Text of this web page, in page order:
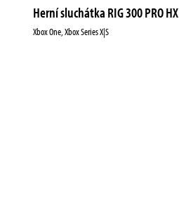
Herní sluchátka RIG 300 PRO HX
Xbox One, Xbox Series X|S